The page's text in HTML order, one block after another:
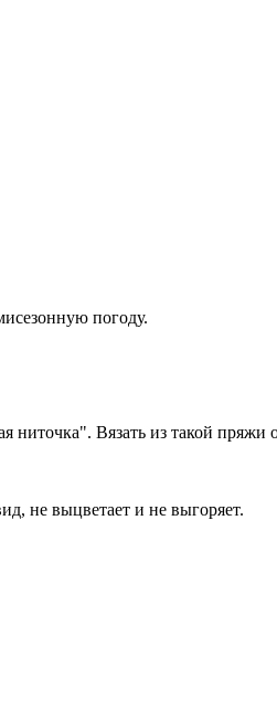
погоду.
Вязать из такой пряжи
не выцветает и не выгоряет.